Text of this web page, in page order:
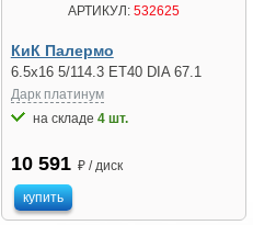
АРТИКУЛ:532625
КиК Палермо
6.5x16 5/114.3 ET40 DIA 67.1
Дарк платинум
на складе 4 шт.
10 591 ₽ / диск
купить